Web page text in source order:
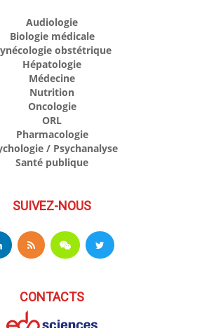
Audiologie
Biologie médicale
obstétrique
Hépatologie
Médecine
Nutrition
Oncologie
ORL
Pharmacologie
/ Psychanalyse
Santé publique
SUIVEZ-NOUS
CONTACTS